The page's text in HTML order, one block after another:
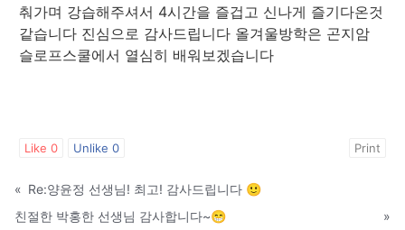
춰가며 강습해주셔서 4시간을 즐겁고 신나게 즐기다온것
같습니다 진심으로 감사드립니다 올겨울방학은 곤지암
슬로프스쿨에서 열심히 배워보겠습니다
Like 0 Unlike 0 Print
« Re:양윤정 선생님! 최고! 감사드립니다 🙂
친절한 박홍한 선생님 감사합니다~😁
»